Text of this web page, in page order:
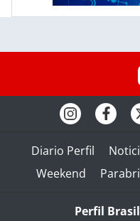
Diario Perfil
Weekend
Perfil